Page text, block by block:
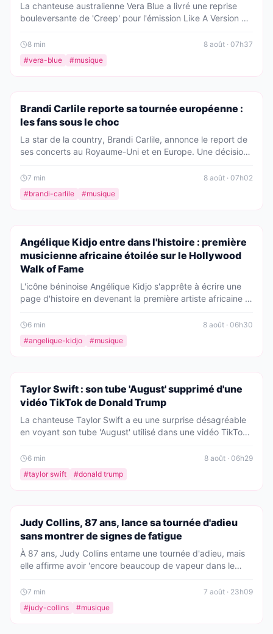
La chanteuse australienne Vera Blue a livré une reprise
bouleversante de 'Creep' pour l'émission Like A Version de
son prochain album Modern Rituals.
8 min
8 août · 07h37
#vera-blue #musique
PEOPLE
Brandi Carlile reporte sa tournée européenne :
les fans sous le choc
La star de la country, Brandi Carlile, annonce le report de
ses concerts au Royaume-Uni et en Europe. Une décision
fans, partagés entre inquiétude et soutien, devront
patienter jusqu'au printemps.
7 min
8 août · 07h02
#brandi-carlile #musique
PEOPLE
Angélique Kidjo entre dans l'histoire : première
musicienne africaine étoilée sur le Hollywood
Walk of Fame
L'icône béninoise Angélique Kidjo s'apprête à écrire une
page d'histoire en devenant la première artiste africaine à
Une consécration émouvante pour celle qui porte la voix
de l'Afrique aux quatre coins du monde.
6 min
8 août · 06h30
#angelique-kidjo #musique
PEOPLE
Taylor Swift : son tube 'August' supprimé d'une
vidéo TikTok de Donald Trump
La chanteuse Taylor Swift a eu une surprise désagréable
en voyant son tube 'August' utilisé dans une vidéo TikTok
été supprimée. Qu'est-ce qui s'est passé exactement ?
6 min
8 août · 06h29
#taylor swift #donald trump
PEOPLE
Judy Collins, 87 ans, lance sa tournée d'adieu
sans montrer de signes de fatigue
À 87 ans, Judy Collins entame une tournée d'adieu, mais
elle affirme avoir 'encore beaucoup de vapeur dans le
de se produire avec une énergie contagieuse.
7 min
7 août · 23h09
#judy-collins #musique